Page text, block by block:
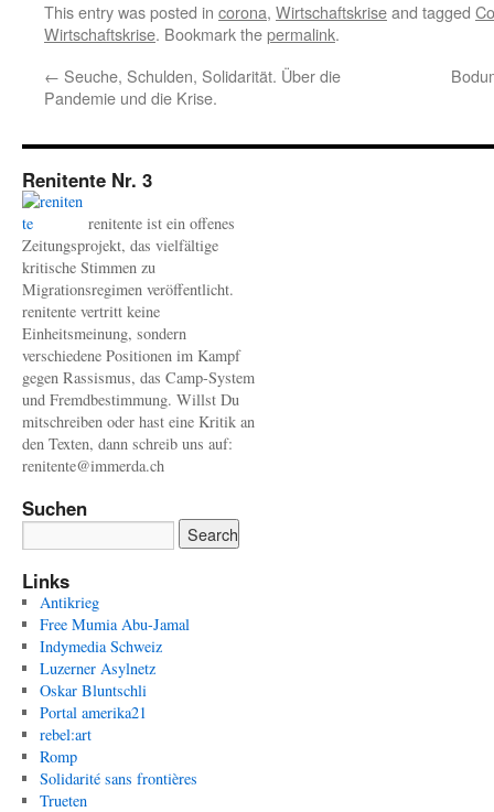
This entry was posted in corona, Wirtschaftskriseand tagged
Wirtschaftskrise. Bookmark thepermalink.
← Seuche, Schulden, Solidarität. Über die
Pandemie und die Krise.
Renitente Nr. 3
renitente ist ein offenes
Zeitungsprojekt, das vielfältige
kritische Stimmen zu
Migrationsregimen veröffentlicht.
renitente vertritt keine
Einheitsmeinung, sondern
verschiedene Positionen im Kampf
gegen Rassismus, das Camp-System
und Fremdbestimmung. Willst Du
mitschreiben oder hast eine Kritik an
den Texten, dann schreib uns auf:
renitente@immerda.ch
Suchen
Links
Antikrieg
Free Mumia Abu-Jamal
Indymedia Schweiz
Luzerner Asylnetz
Oskar Bluntschli
Portal amerika21
rebel:art
Romp
Solidarité sans frontières
Trueten